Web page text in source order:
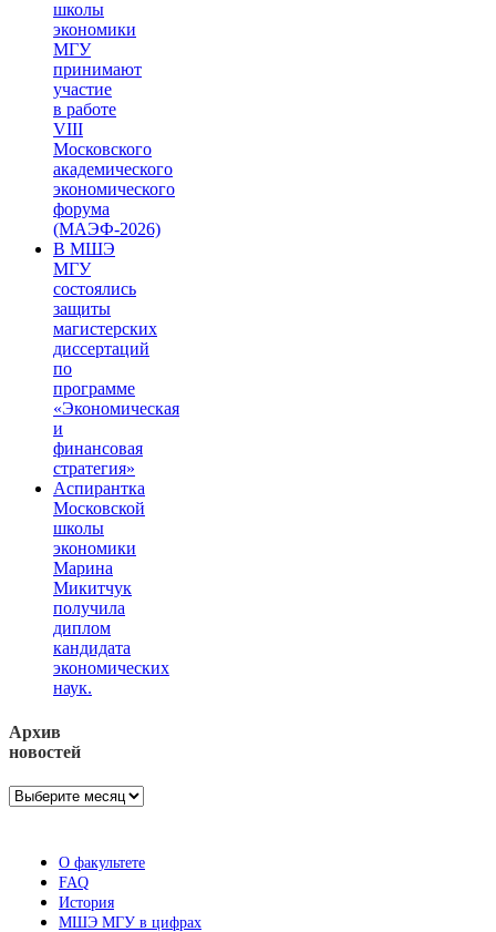
школы
экономики
МГУ
принимают
участие
в работе
VIII
Московского
академического
экономического
форума
(МАЭФ-2026)
В МШЭ
МГУ
состоялись
защиты
магистерских
диссертаций
по
программе
«Экономическая
и
финансовая
стратегия»
Аспирантка
Московской
школы
экономики
Марина
Микитчук
получила
диплом
кандидата
экономических
наук.
Архив
новостей
Архив
О факультете
FAQ
История
МШЭ МГУ в цифрах